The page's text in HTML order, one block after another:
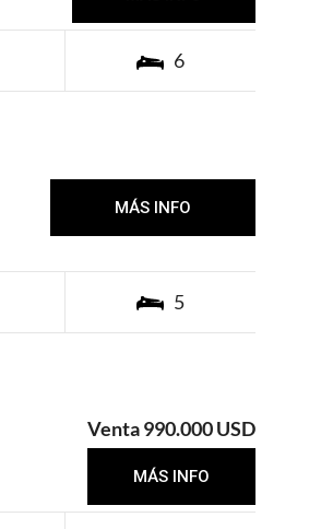
6
5
1a de Enero 35.000 USD
MÁS INFO
Venta 990.000 USD
MÁS INFO